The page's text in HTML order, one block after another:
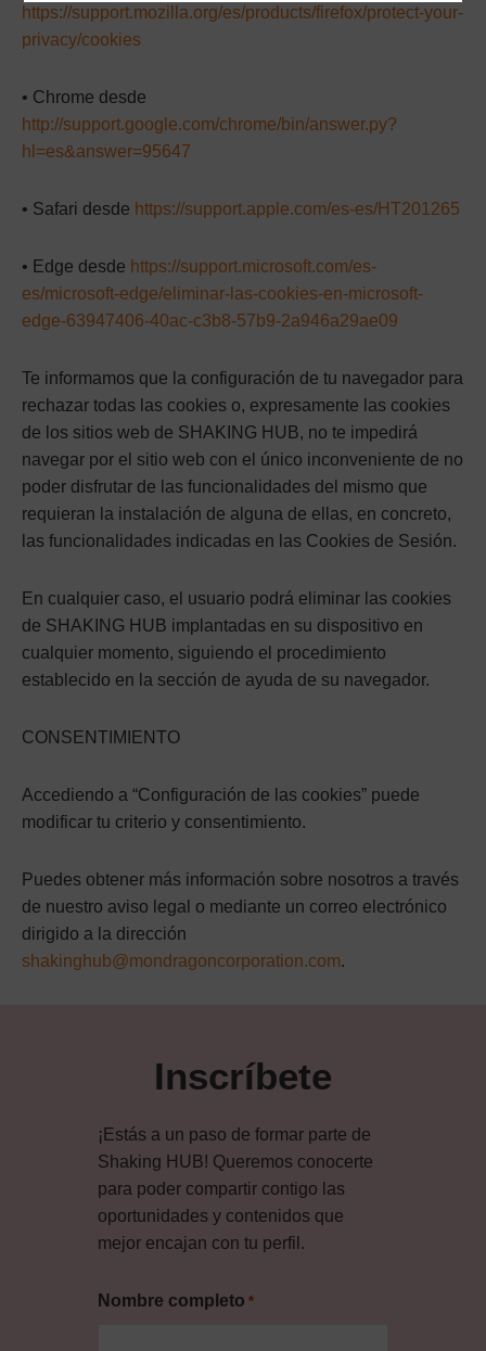
https://support.mozilla.org/es/products/firefox/protect-your-
privacy/cookies
• Chrome desde
http://support.google.com/chrome/bin/answer.py?
hl=es&answer=95647
• Safari desde https://support.apple.com/es-es/HT201265
• Edge desde https://support.microsoft.com/es-
es/microsoft-edge/eliminar-las-cookies-en-microsoft-
edge-63947406-40ac-c3b8-57b9-2a946a29ae09
Te informamos que la configuración de tu navegador para
rechazar todas las cookies o, expresamente las cookies
de los sitios web de SHAKING HUB, no te impedirá
navegar por el sitio web con el único inconveniente de no
poder disfrutar de las funcionalidades del mismo que
requieran la instalación de alguna de ellas, en concreto,
las funcionalidades indicadas en las Cookies de Sesión.
En cualquier caso, el usuario podrá eliminar las cookies
de SHAKING HUB implantadas en su dispositivo en
cualquier momento, siguiendo el procedimiento
establecido en la sección de ayuda de su navegador.
CONSENTIMIENTO
Accediendo a “Configuración de las cookies” puede
modificar tu criterio y consentimiento.
Puedes obtener más información sobre nosotros a través
de nuestro aviso legal o mediante un correo electrónico
dirigido a la dirección
shakinghub@mondragoncorporation.com.
Inscríbete
¡Estás a un paso de formar parte de
Shaking HUB! Queremos conocerte
para poder compartir contigo las
oportunidades y contenidos que
mejor encajan con tu perfil.
Nombre completo *